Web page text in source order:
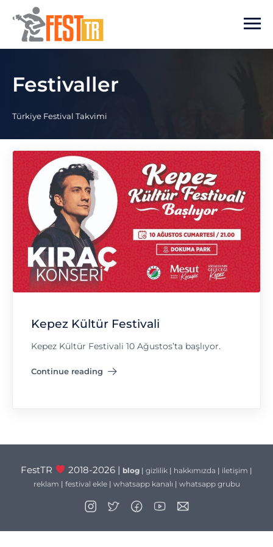
Ana içeriğe atla
Festivaller
Türkiye Festival Takvimi
Kepez Kültür Festivali
Kepez Kültür Festivali 10 Ağustos’ta başlıyor.
Continue reading
"Kepez Kültür Festivali"
FestTR 2018-2026 | blog| gizlilik| hakkımızda | iletişim |
reklam | festival ekle| whatsapp kanalı | whatsapp grubu